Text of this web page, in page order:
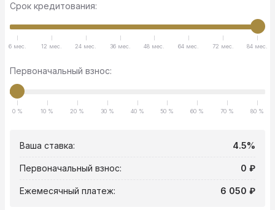
Срок кредитования:
6 мес. 12 мес. 24 мес. 36 мес. 48 мес. 64 мес. 72 мес. 84 мес.
Первоначальный взнос:
0 % 10 % 20 % 30 % 40 % 50 % 60 % 70 % 80 %
Ваша ставка: 4.5%
Первоначальный взнос: 0 ₽
Ежемесячный платеж: 6 050 ₽